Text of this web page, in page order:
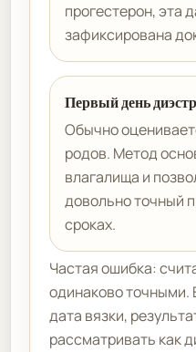
прогестерон, эта
зафиксирована
Первый день
Обычно
родов. Метод
влагалища и
довольно точный
сроках.
Частая ошибка:
одинаково точными.
дата вязки,
рассматривать как